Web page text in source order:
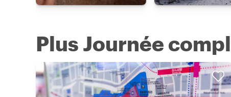
Plus Journée